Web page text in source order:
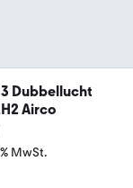
Dubbellucht
Airco
MwSt.